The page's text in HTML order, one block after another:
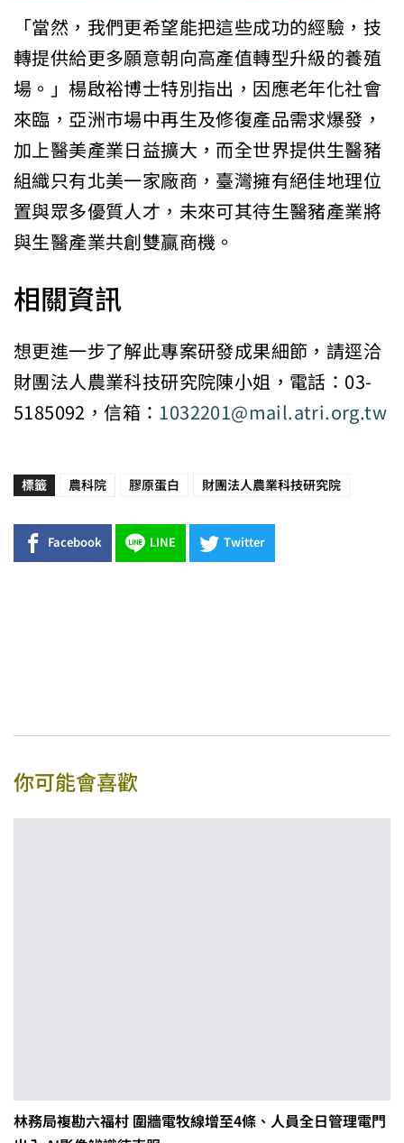
「當然，我們更希望能把這些成功的經驗，技
轉提供給更多願意朝向高產值轉型升級的養殖
場。」楊啟裕博士特別指出，因應老年化社會
來臨，亞洲市場中再生及修復產品需求爆發，
加上醫美產業日益擴大，而全世界提供生醫豬
組織只有北美一家廠商，臺灣擁有絕佳地理位
置與眾多優質人才，未來可其待生醫豬產業將
與生醫產業共創雙贏商機。
相關資訊
想更進一步了解此專案研發成果細節，請逕洽
財團法人農業科技研究院陳小姐，電話：03-
5185092，信箱：1032201@mail.atri.org.tw
標籤 農科院 膠原蛋白 財團法人農業科技研究院
Facebook LINE Twitter
你可能會喜歡
林務局複勘六福村 圍牆電牧線增至4條、人員全日管理電門